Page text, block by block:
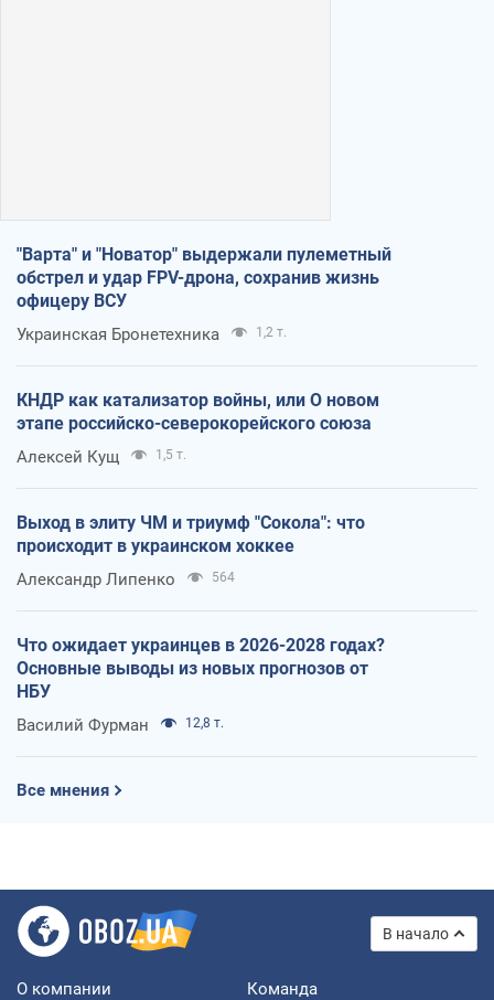
"Варта" и "Новатор" выдержали пулеметный
обстрел и удар FPV-дрона, сохранив жизнь
офицеру ВСУ
Украинская Бронетехника 1,2 т.
КНДР как катализатор войны, или О новом
этапе российско-северокорейского союза
Алексей Кущ 1,5 т.
Выход в элиту ЧМ и триумф "Сокола": что
происходит в украинском хоккее
Александр Липенко 564
Что ожидает украинцев в 2026-2028 годах?
Основные выводы из новых прогнозов от
НБУ
Василий Фурман 12,8 т.
Все мнения
В начало
О компании Команда